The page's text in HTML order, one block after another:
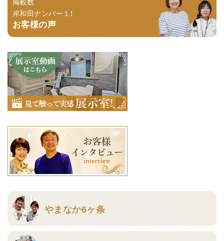
岸和田ナンバー１！
お客様の声
やまなか6ヶ条